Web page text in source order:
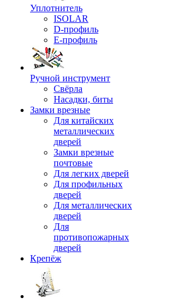
Уплотнитель
ISOLAR
D-профиль
Е-профиль
Ручной инструмент
Свёрла
Насадки, биты
Замки врезные
Для китайских
металлических
дверей
Замки врезные
почтовые
Для легких дверей
Для профильных
дверей
Для металлических
дверей
Для
противопожарных
дверей
Крепёж